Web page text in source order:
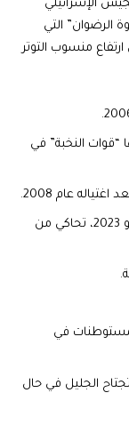
الإسرائيلي
التي
منسوب التوتر
“قوات النخبة” في
عام 2008.
شاركت في تدريبات عسكرية علنية جرت في مايو 2023، تحاكي من
في
الجليل في حال